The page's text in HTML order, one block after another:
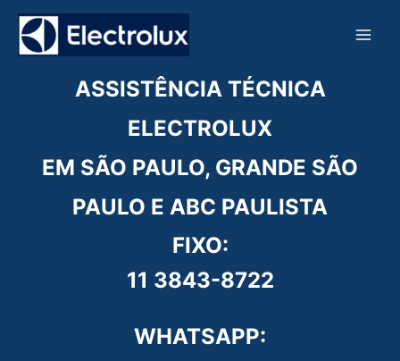
para
ASSISTÊNCIA TÉCNICA
ELECTROLUX
EM SÃO PAULO, GRANDE SÃO
PAULO E ABC PAULISTA
FIXO:
11 3843-8722
WHATSAPP: